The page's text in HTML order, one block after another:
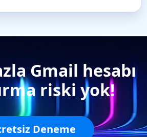
Gmail hesabı
riski yok!
Deneme